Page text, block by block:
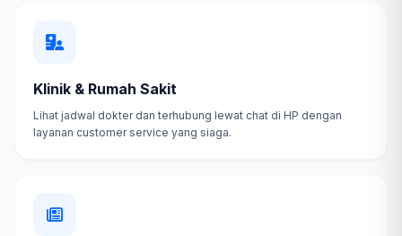
Klinik & Rumah Sakit
Lihat jadwal dokter dan terhubung lewat chat di HP dengan
layanan customer service yang siaga.